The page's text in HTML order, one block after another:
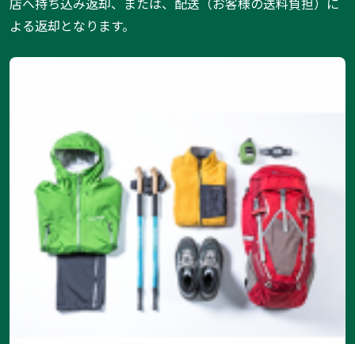
よる返却となります。